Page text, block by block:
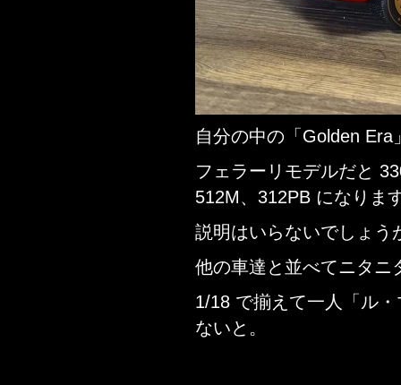
自分の中の「Golden
フェラーリモデルだと
512M、312PB になりま
説明はいらないでしょう
他の車達と並べてニタニ
1/18 で揃えて一人「ル
ないと。